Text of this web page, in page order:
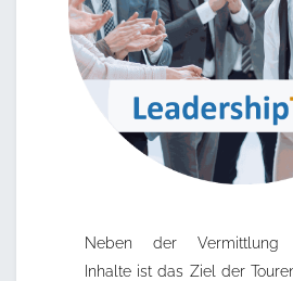
Neben der Vermittlung
Inhalte ist das Ziel der